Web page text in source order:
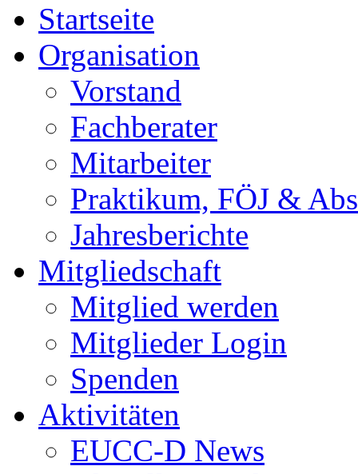
Startseite
Organisation
Vorstand
Fachberater
Mitarbeiter
Praktikum, FÖJ &
Jahresberichte
Mitgliedschaft
Mitglied werden
Mitglieder Login
Spenden
Aktivitäten
EUCC-D News